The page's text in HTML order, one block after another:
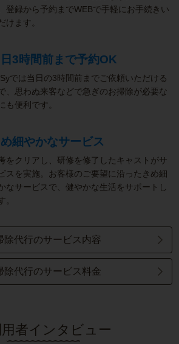
登録から予約までWEBで手軽にお手続きい
けます。
3時間前まで予約OK
では当日の3時間前までご依頼いただける
、思わぬ来客などで急ぎのお掃除が必要な
も便利です。
細やかなサービス
をクリアし、研修を修了したキャストがサ
スを実施。お客様のご要望に沿ったきめ細
なサービスで、健やかな生活をサポートし
。
除代行のサービス内容
除代行のサービス料金
用者インタビュー